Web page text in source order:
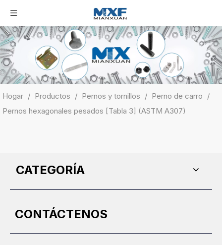
Hogar / Productos / Pernos y tornillos / Perno de carro /
Pernos hexagonales pesados ​​[Tabla 3] (ASTM A307)
CATEGORÍA
CONTÁCTENOS